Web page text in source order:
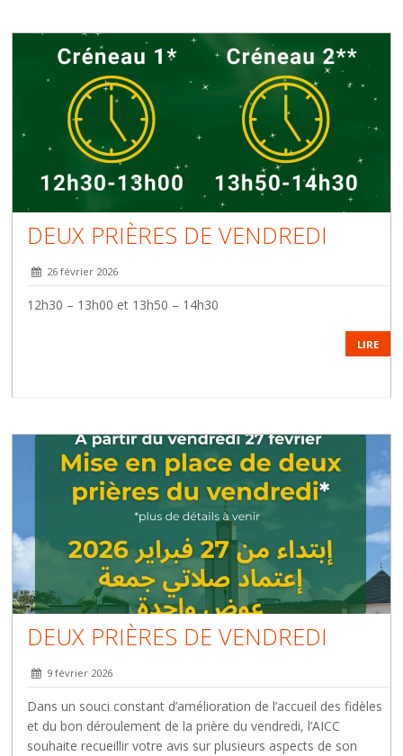
DEUX PRIÈRES DE VENDREDI
26 février 2026
12h30 – 13h00 et 13h50 – 14h30
LIRE
DEUX PRIÈRES DE VENDREDI
9 février 2026
Dans un souci constant d’amélioration de l’accueil des fidèles
et du bon déroulement de la prière du vendredi, l’AICC
souhaite recueillir votre avis sur plusieurs aspects de son